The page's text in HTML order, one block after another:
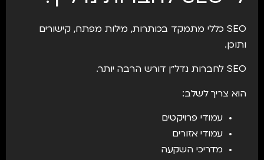
SEO כללי מתמקד בכותרות, מילות מפתח, קישורים
ותוכן.
SEO לחברות נדל״ן דורש הרבה יותר.
הוא צריך לשלב:
עמודי פרויקטים
עמודי אזורים
מדריכי השקעה